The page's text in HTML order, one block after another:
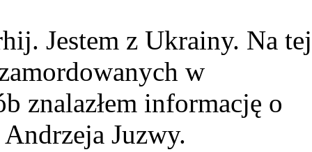
Jestem z Ukrainy. Na tej
w
znalazłem informację o
Juzwy.